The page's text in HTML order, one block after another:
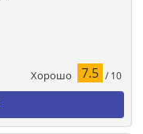
Хорошо 7.5 / 10